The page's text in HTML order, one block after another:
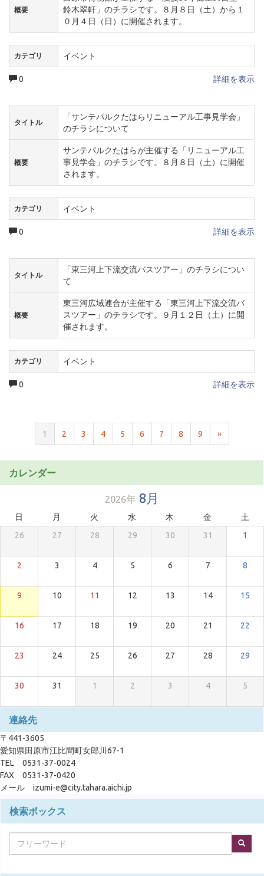
概要
鈴木翠軒」のチラシです。８月８日（土）から１
０月４日（日）に開催されます。
カテゴリ イベント
0 詳細を表示
タイトル
「サンテパルクたはらリニューアル工事見学会」
のチラシについて
概要
サンテパルクたはらが主催する「リニューアル工
事見学会」のチラシです。８月８日（土）に開催
されます。
カテゴリ イベント
0 詳細を表示
タイトル
「東三河上下流交流バスツアー」のチラシについ
て
概要
東三河広域連合が主催する「東三河上下流交流バ
スツアー」のチラシです。９月１２日（土）に開
催されます。
カテゴリ イベント
0 詳細を表示
1 2 3 4 5 6 7 8 9 »
カレンダー
2026年 8月
日 月 火 水 木 金
土
26
27 28 29 30 31 1
2 3 4 5 6 7 8
9 10 11 12 13 14 15
16 17 18 19 20 21 22
23 24 25 26 27 28 29
30 31 1 2 3 4 5
連絡先
〒441-3605
愛知県田原市江比間町女郎川67-1
TEL 0531-37-0024
FAX 0531-37-0420
メール izumi-e@city.tahara.aichi.jp
検索ボックス